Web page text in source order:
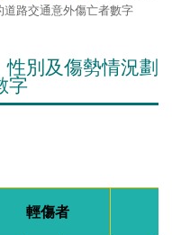
路交通意外傷亡者數字
別及傷勢情況劃
字
輕傷者